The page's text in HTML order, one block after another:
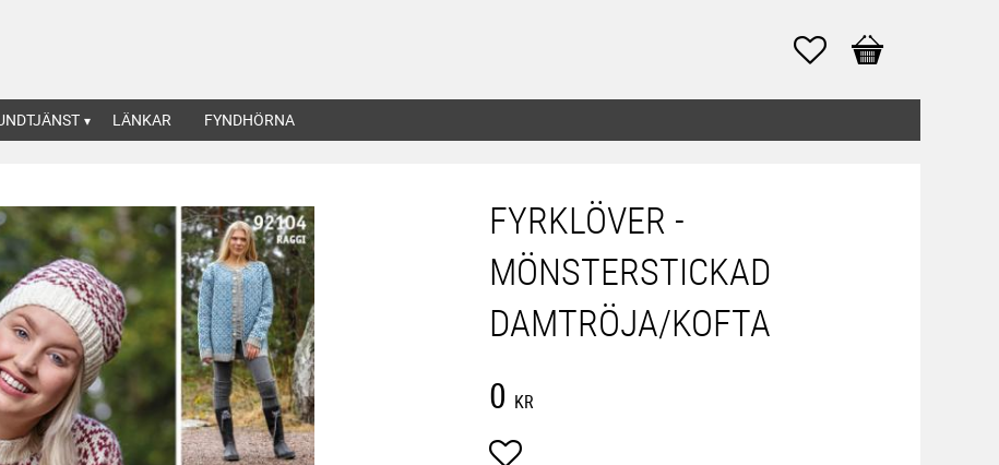
Favoriter
Kundvagn
LÄNKAR FYNDHÖRNA
FYRKLÖVER -
MÖNSTERSTICKAD
DAMTRÖJA/KOFTA
0 KR
Lägg till i favoriter